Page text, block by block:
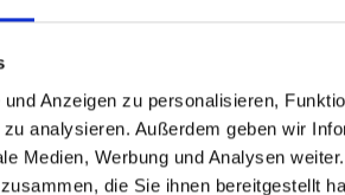
Anzeigen zu personalisieren,
analysieren. Außerdem geben wir
Medien, Werbung und Analysen
die Sie ihnen bereitgestellt
Art.Nr: A000910
Aus
mit Gurte, Seil
Seilführung,